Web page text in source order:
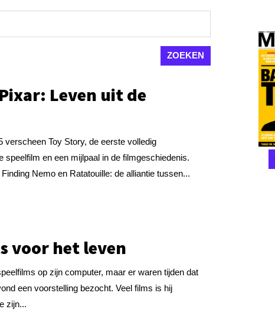
Leven uit de
verscheen Toy Story, de eerste volledig
speelfilm en een mijlpaal in de filmgeschiedenis.
Nemo en Ratatouille: de alliantie tussen...
voor het leven
op zijn computer, maar er waren tijden dat
een voorstelling bezocht. Veel films is hij
zijn...